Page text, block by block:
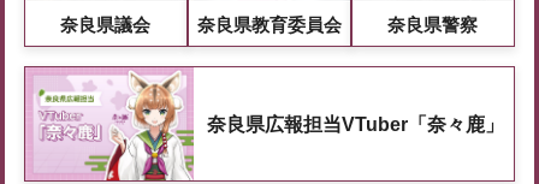
奈良県議会 奈良県教育委員会 奈良県警察
奈良県広報担当VTuber「奈々鹿」